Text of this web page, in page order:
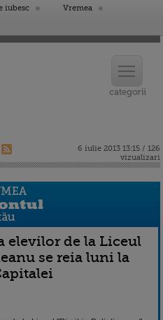
iubesc
Vremea
6 iulie 2013 13:15 / 126
vizualizari
elevilor de la Liceul
se reia luni la